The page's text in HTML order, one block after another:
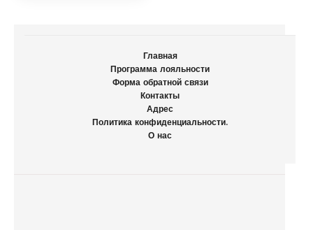
Главная
Программа лояльности
Форма обратной связи
Контакты
Адрес
Политика конфиденциальности.
О нас